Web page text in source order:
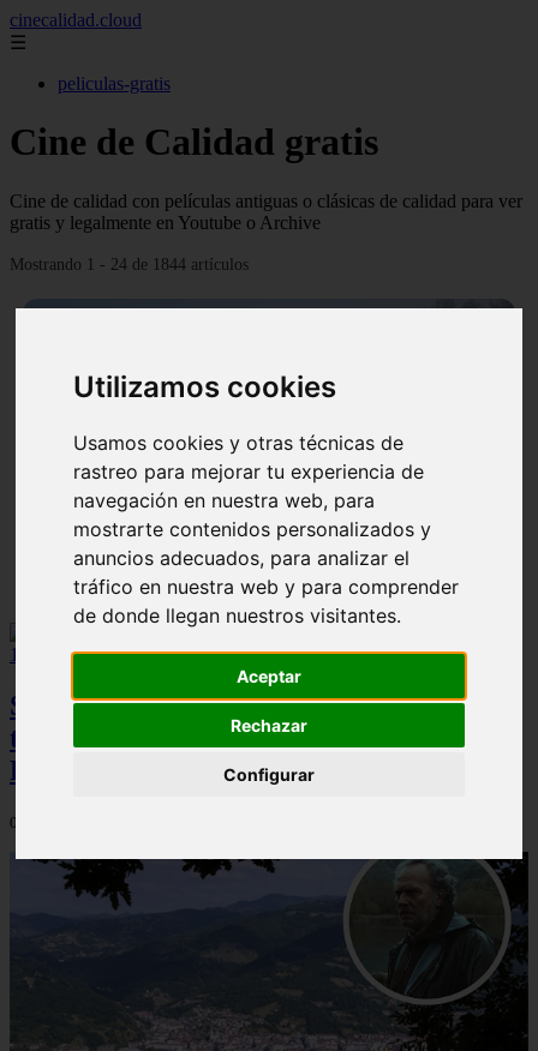
Utilizamos cookies
Usamos cookies y otras técnicas de
rastreo para mejorar tu experiencia de
navegación en nuestra web, para
mostrarte contenidos personalizados y
anuncios adecuados, para analizar el
tráfico en nuestra web y para comprender
de donde llegan nuestros visitantes.
Aceptar
Rechazar
Configurar
cinecalidad.cloud
☰
peliculas-gratis
Cine de Calidad gratis
Cine de calidad con películas antiguas o clásicas de calidad para ver
gratis y legalmente en Youtube o Archive
Mostrando 1 - 24 de 1844 artículos
Solo Las Bestias - Final Explicado
Spider-Man: Brand New Day brilla en
taquilla pero pierde el top 10 del UCM en
Rotten Tomatoes
06/08/2026